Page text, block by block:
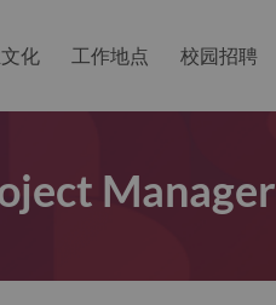
化 工作地点 校园招聘
Manager